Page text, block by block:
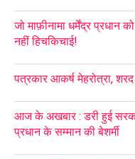
जो माफ़ीनामा धर्मेंद्र प्रधान
नहीं हिचकिचाई!
पत्रकार आकर्ष मेहरोत्रा,
आज के अखबार : डरी हुई
प्रधान के सम्मान की बेशर्मी